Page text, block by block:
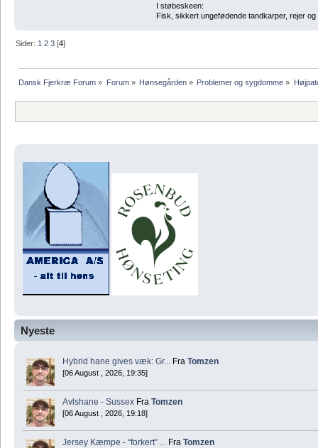
Nyeste
Hybrid hane gives væk: Gr... Fra Tomzen
[06 August , 2026, 19:35]
Avlshane - Sussex Fra Tomzen
[06 August , 2026, 19:18]
Jersey Kæmpe - “forkert” ... Fra Tomzen
I støbeskeen:
Fisk, sikkert ungefødende tandkarper, rejer
Sider: 1 2 3 [4]
Dansk Fjerkræ Forum » Forum» Hønsegården» Problemer og sygdomme »